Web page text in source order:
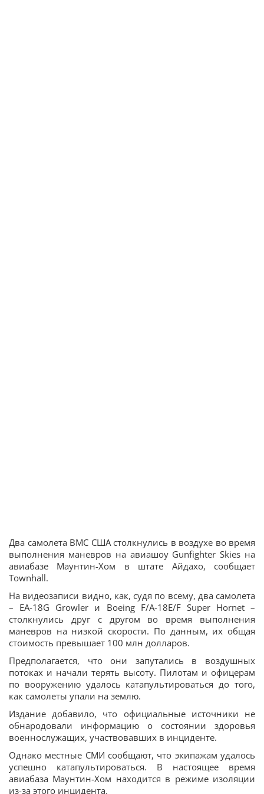
Два самолета ВМС США столкнулись в воздухе во время
выполнения маневров на авиашоу Gunfighter Skies на
авиабазе Маунтин-Хом в штате Айдахо, сообщает
Townhall.
На видеозаписи видно, как, судя по всему, два самолета
– EA-18G Growler и Boeing F/A-18E/F Super Hornet –
столкнулись друг с другом во время выполнения
маневров на низкой скорости. По данным, их общая
стоимость превышает 100 млн долларов.
Предполагается, что они запутались в воздушных
потоках и начали терять высоту. Пилотам и офицерам
по вооружению удалось катапультироваться до того,
как самолеты упали на землю.
Издание добавило, что официальные источники не
обнародовали информацию о состоянии здоровья
военнослужащих, участвовавших в инциденте.
Однако местные СМИ сообщают, что экипажам удалось
успешно катапультироваться. В настоящее время
авиабаза Маунтин-Хом находится в режиме изоляции
из-за этого инцидента.